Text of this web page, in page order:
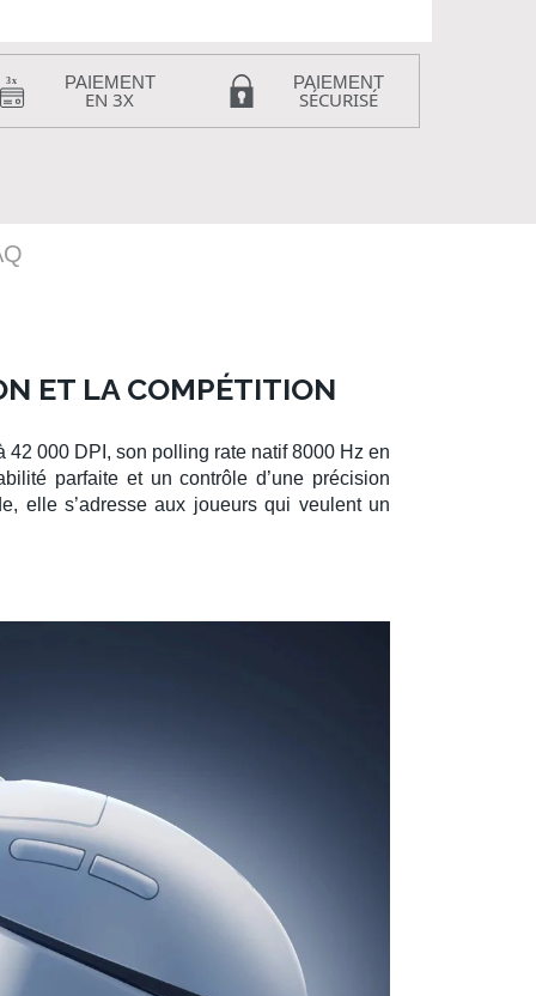
PAIEMENT
EN 3X
PAIEMENT
SÉCURISÉ
ET LA COMPÉTITION
42 000 DPI , son polling rate natif 8000 Hz en
parfaite et un contrôle d’une précision
elle s’adresse aux joueurs qui veulent un